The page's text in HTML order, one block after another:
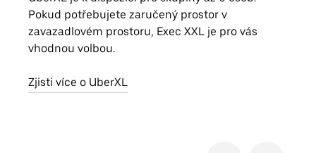
Pokud potřebujete zaručený prostor v
zavazadlovém prostoru, Exec XXL je pro vás
vhodnou volbou.
Zjisti více o UberXL